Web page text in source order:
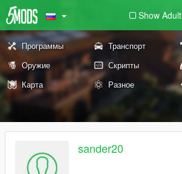
Show Adult
Программы Транспорт
Оружие
Скрипты
Карта
Разное
sander20